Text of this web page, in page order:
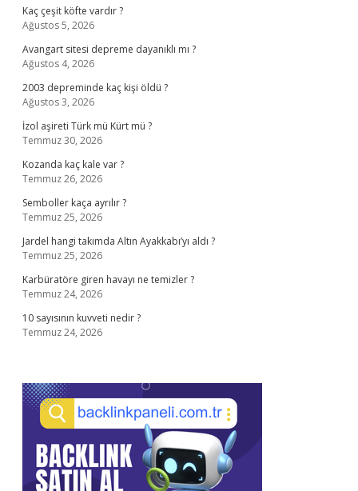
Kaç çeşit köfte vardır ?
Ağustos 5, 2026
Avangart sitesi depreme dayanıklı mı ?
Ağustos 4, 2026
2003 depreminde kaç kişi öldü ?
Ağustos 3, 2026
İzol aşireti Türk mü Kürt mü ?
Temmuz 30, 2026
Kozanda kaç kale var ?
Temmuz 26, 2026
Semboller kaça ayrılır ?
Temmuz 25, 2026
Jardel hangi takımda Altın Ayakkabı’yı aldı ?
Temmuz 25, 2026
Karbüratöre giren havayı ne temizler ?
Temmuz 24, 2026
10 sayısının kuvveti nedir ?
Temmuz 24, 2026